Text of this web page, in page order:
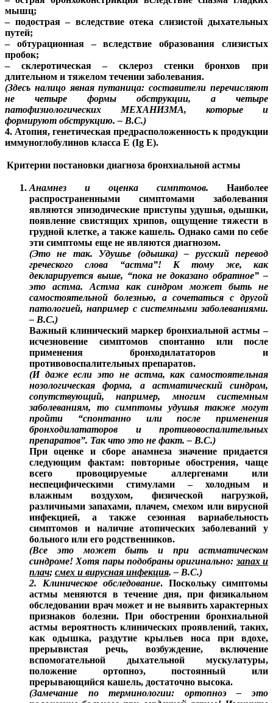
мышц;
– подострая – вследствие отека слизистой дыхательных
путей;
– обтурационная – вследствие образования слизистых
пробок;
– склеротическая – склероз стенки бронхов при
длительном и тяжелом течении заболевания.
(Здесь налицо явная путаница: составители перечисляют
не четыре формы обструкции, а четыре
патофизиологических МЕХАНИЗМА, которые и
формируют обструкцию. – В.С.)
4. Атопия, генетическая предрасположенность к продукции
иммуноглобулинов класса Е (Ig Е).
Критерии постановки диагноза бронхиальной астмы
Анамнез и оценка симптомов. Наиболее
распространенными симптомами заболевания
являются эпизодические приступы удушья, одышки,
появление свистящих хрипов, ощущение тяжести в
грудной клетке, а также кашель. Однако сами по себе
эти симптомы еще не являются диагнозом.
(Это не так. Удушье (одышка) – русский перевод
греческого слова “астма”! К тому же, как
декларируется выше, “пока не доказано обратное” –
это астма. Астма как синдром может быть не
самостоятельной болезнью, а сочетаться с другой
патологией, например с системными заболеваниями.
– В.С.)
Важный клинический маркер бронхиальной астмы –
исчезновение симптомов спонтанно или после
применения бронходилататоров и
противовоспалительных препаратов.
(И даже если это не астма, как самостоятельная
нозологическая форма, а астматический синдром,
сопутствующий, например, многим системным
заболеваниям, то симптомы удушья также могут
пройти “спонтанно или после применения
бронходилататоров и противовоспалительных
препаратов”. Так что это не факт. – В.С.)
При оценке и сборе анамнеза значение придается
следующим фактам: повторные обострения, чаще
всего провоцируемые аллергенами или
неспецифическими стимулами – холодным и
влажным воздухом, физической нагрузкой,
различными запахами, плачем, смехом или вирусной
инфекцией, а также сезонная вариабельность
симптомов и наличие атопических заболеваний у
больного или его родственников.
(Все это может быть и при астматическом
синдроме! Хотя пары подобраны оригинально:запах и
плач; смех и вирусная инфекция. – В.С.)
2. Клиническое обследование. Поскольку симптомы
астмы меняются в течение дня, при физикальном
обследовании врач может и не выявить характерных
признаков болезни. При обострении бронхиальной
астмы вероятность клинических проявлений, таких,
как одышка, раздутие крыльев носа при вдохе,
прерывистая речь, возбуждение, включение
вспомогательной дыхательной мускулатуры,
положение ортопноэ, постоянный или
прерывающийся кашель, достаточно высока.
(Замечание по терминологии: ортопноэ – это